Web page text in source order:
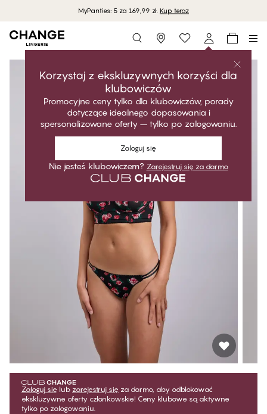
MyPanties: 5 za 169,99 zł. Kup teraz
Storefinder
Korzystaj z ekskluzywnych korzyści dla
klubowiczów
Promocyjne ceny tylko dla klubowiczów, porady
dotyczące idealnego dopasowania i
spersonalizowane oferty – tylko po zalogowaniu.
Zaloguj się
Nie jesteś klubowiczem? Zarejestruj się za darmo
Zaloguj się lub zarejestruj się za darmo, aby odblokować
ekskluzywne oferty członkowskie! Ceny klubowe są aktywne
tylko po zalogowaniu.